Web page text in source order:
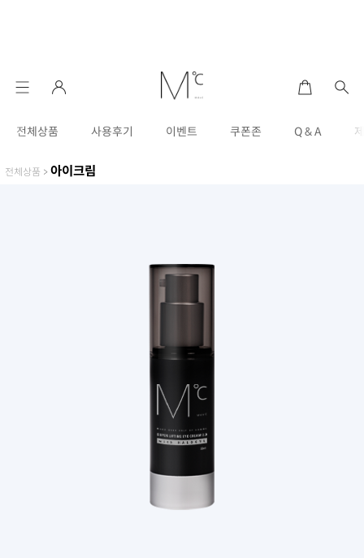
전체상품 사용후기 이벤트 쿠폰존 Q & A
전체상품 > 아이크림